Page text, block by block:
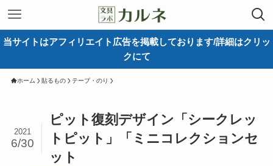
当サイトはアフィリエイト広告を掲載しております/詳細はクリッ
クにて
ホーム 貼るもの テープ・のり
ピット復刻デザイン「シークレッ
トピット」「ミニコレクションセ
ット
2021
6/30